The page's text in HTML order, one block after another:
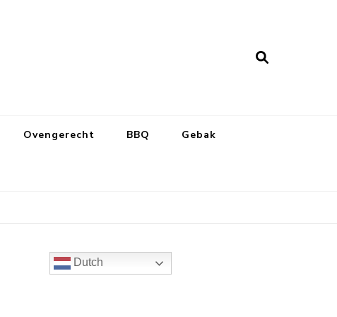
Ovengerecht BBQ Gebak
Dutch